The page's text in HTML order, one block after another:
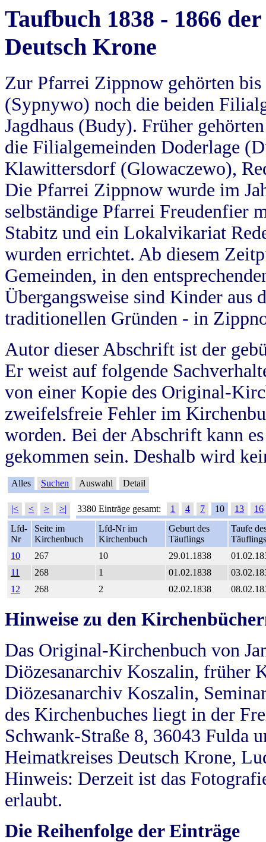
Taufbuch 1838 - 1866
Deutsch Krone
Zur Pfarrei Zippnow gehörten
(Sypnywo) noch die beiden
Jagdhaus (Budy). Früher
die Filialgemeinden Doderlage
Klawittersdorf (Glowaczewo),
Die Pfarrei Zippnow wurde im
selbständige Pfarrei Freudenfier
Stabitz und ein Lokalvikariat
wurden errichtet. Ab diesem
Gemeinden, in den
Übergangsweise sind Kinder aus
traditionellen Gründen - in
Autor dieser Abschrift ist der
Er weist auf folgende
von einer Kopie des Original-
zweifelsfreie Fehler im
worden. Bei der Abschrift kann
gekommen sein. Deshalb wird
Alles Suchen Auswahl Detail
|< < > >| 3380 Einträge gesamt: 1 4 7 10 13
16
Lfd-
Nr
Seite im
Kirchenbuch
Lfd-Nr im
Kirchenbuch
Geburt des
Täuflings
Taufe
Täuflings
10
267 10 29.01.1838
11
268 1 01.02.1838
12
268 2 02.02.1838
Hinweise zu den
Das Original-Kirchenbuch von
Diözesanarchiv Koszalin, früher
Diözesanarchiv Koszalin,
des Kirchenbuches liegt in der
Schwank-Straße 8, 36043 Fulda
Heimatkreises Deutsch Krone,
Hinweis: Derzeit ist das
erlaubt.
Die Reihenfolge der Einträge